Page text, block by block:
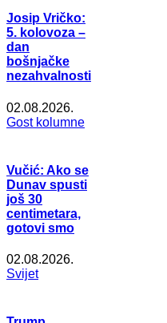
Josip Vričko:
5. kolovoza –
dan
bošnjačke
nezahvalnosti
02.08.2026.
Gost kolumne
Vučić: Ako se
Dunav spusti
još 30
centimetara,
gotovi smo
02.08.2026.
Svijet